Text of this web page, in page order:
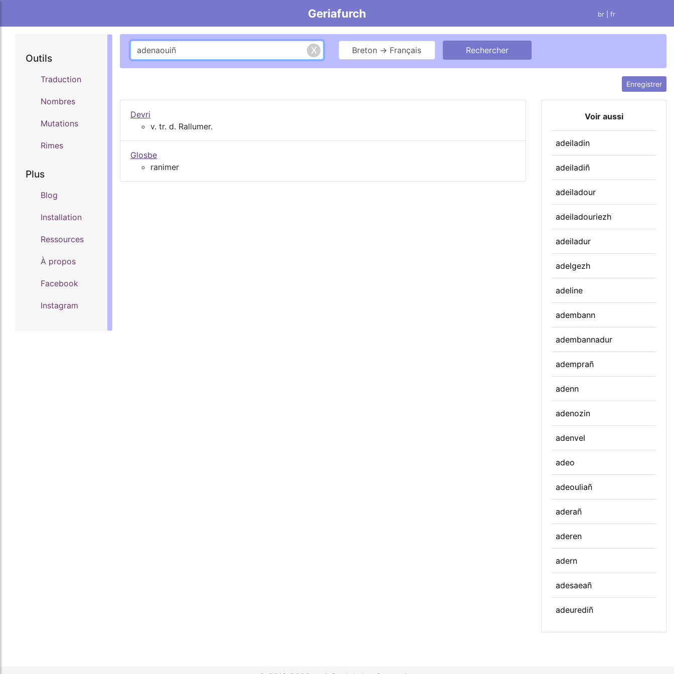
Geriafurch br | fr
Outils
Traduction
Nombres
Mutations
Rimes
Plus
Blog
Installation
Ressources
À propos
Facebook
Instagram
Breton → Français
Enregistrer
Devri
v. tr. d. Rallumer.
Glosbe
ranimer
Voir aussi
adeiladin
adeiladiñ
adeiladour
adeiladouriezh
adeiladur
adelgezh
adeline
adembann
adembannadur
ademprañ
adenn
adenozin
adenvel
adeo
adeouliañ
aderañ
aderen
adern
adesaeañ
adeurediñ